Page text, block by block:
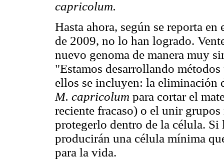
capricolum.
Hasta ahora, según se reporta
de 2009, no lo han logrado.
nuevo genoma de manera muy
"Estamos desarrollando
ellos se incluyen: la eliminación
M. capricolum para cortar el
reciente fracaso) o el unir
protegerlo dentro de la célula.
producirán una célula mínima
para la vida.